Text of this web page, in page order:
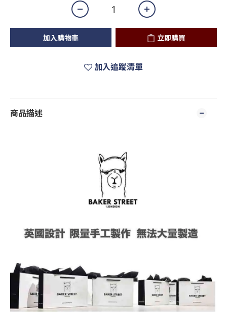
加入購物車 立即購買
加入追蹤清單
商品描述